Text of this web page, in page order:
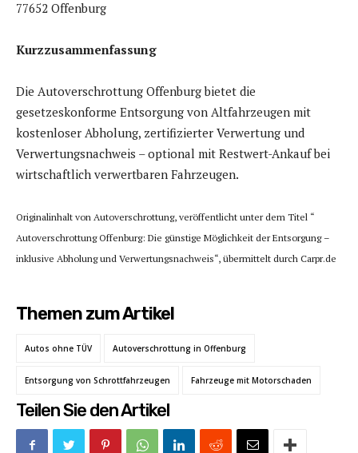
77652 Offenburg
Kurzzusammenfassung
Die Autoverschrottung Offenburg bietet die
gesetzeskonforme Entsorgung von Altfahrzeugen mit
kostenloser Abholung, zertifizierter Verwertung und
Verwertungsnachweis – optional mit Restwert-Ankauf bei
wirtschaftlich verwertbaren Fahrzeugen.
Originalinhalt von Autoverschrottung, veröffentlicht unter dem Titel “
Autoverschrottung Offenburg: Die günstige Möglichkeit der Entsorgung –
inklusive Abholung und Verwertungsnachweis“, übermittelt durch Carpr.de
Themen zum Artikel
Autos ohne TÜV Autoverschrottung in Offenburg
Entsorgung von Schrottfahrzeugen Fahrzeuge mit Motorschaden
Teilen Sie den Artikel